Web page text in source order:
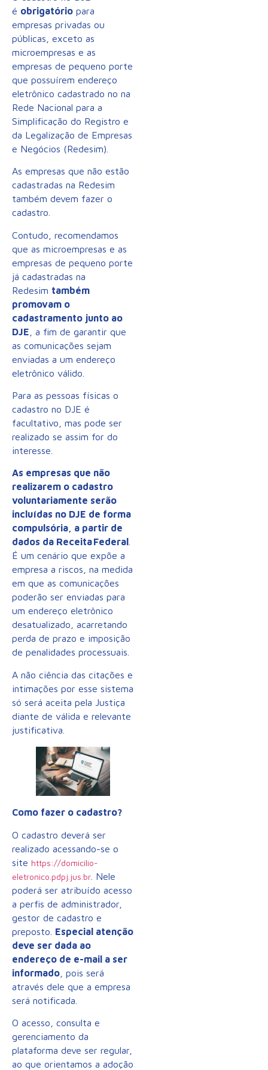
é obrigatório para
empresas privadas ou
públicas, exceto as
microempresas e as
empresas de pequeno porte
que possuírem endereço
eletrônico cadastrado no na
Rede Nacional para a
Simplificação do Registro e
da Legalização de Empresas
e Negócios (Redesim).
As empresas que não estão
cadastradas na Redesim
também devem fazer o
cadastro.
Contudo, recomendamos
que as microempresas e as
empresas de pequeno porte
já cadastradas na
Redesim também
promovam o
cadastramento junto ao
DJE , a fim de garantir que
as comunicações sejam
enviadas a um endereço
eletrônico válido.
Para as pessoas físicas o
cadastro no DJE é
facultativo, mas pode ser
realizado se assim for do
interesse.
As empresas que não
realizarem o cadastro
voluntariamente serão
incluídas no DJE de forma
compulsória, a partir de
dados da Receita Federal
É um cenário que expõe a
empresa a riscos, na medida
em que as comunicações
poderão ser enviadas para
um endereço eletrônico
desatualizado, acarretando
perda de prazo e imposição
de penalidades processuais.
A não ciência das citações e
intimações por esse sistema
só será aceita pela Justiça
diante de válida e relevante
justificativa.
Como fazer o cadastro?
O cadastro deverá ser
realizado acessando-se o
site https://domicilio-
eletronico.pdpj.jus.br . Nele
poderá ser atribuído acesso
a perfis de administrador,
gestor de cadastro e
preposto. Especial atenção
deve ser dada ao
endereço de e-mail a ser
informado , pois será
através dele que a empresa
será notificada.
O acesso, consulta e
gerenciamento da
plataforma deve ser regular,
ao que orientamos a adoção